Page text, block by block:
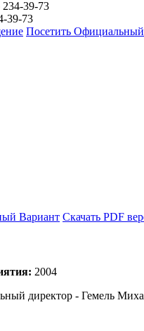
39-73
39-73
Посетить
Вариант Скачать PDF
2004
директор - Гемель